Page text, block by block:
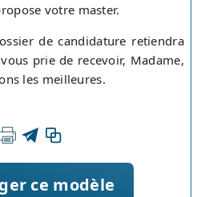
votre master.
de candidature retiendra
prie de recevoir, Madame,
les meilleures.
ce modèle